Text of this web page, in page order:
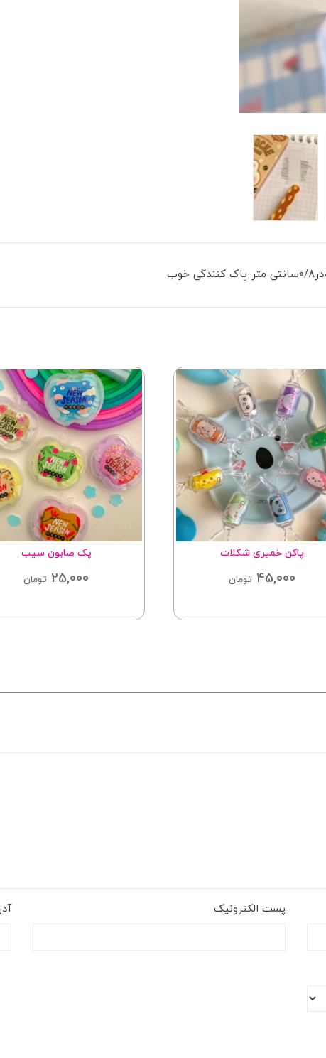
پاکن خمیری شکلات
45,000 تومان
پک صابون سیب
25,000 تومان
پست الکترونیک